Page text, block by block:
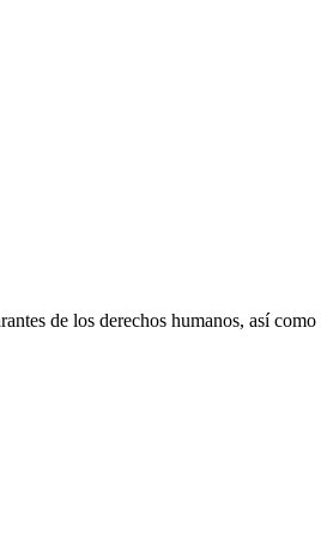
de los derechos humanos, así